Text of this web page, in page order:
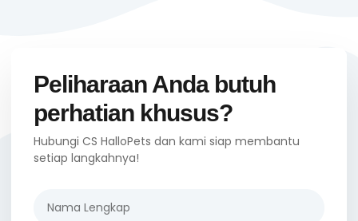
Peliharaan Anda butuh
perhatian khusus?
Hubungi CS HalloPets dan kami siap membantu
setiap langkahnya!